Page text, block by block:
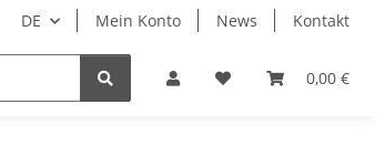
DE Mein Konto News Kontakt
0,00 €
LED Zusatzscheinwerfer